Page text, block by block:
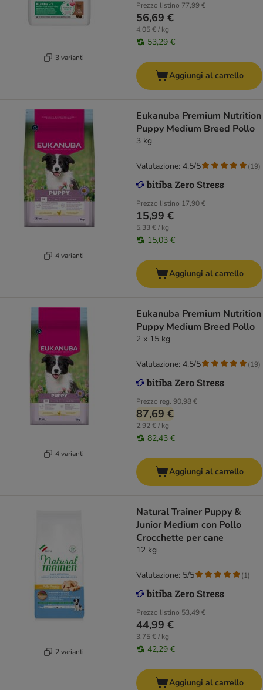
3 varianti
Prezzo listino 77,99 €
56,69 €
4,05 € / kg
53,29 €
Aggiungi al carrello
4 varianti
Eukanuba Premium Nutrition
Puppy Medium Breed Pollo
3 kg
Prezzo listino 17,90 €
15,99 €
5,33 € / kg
15,03 €
Valutazione: 4.5/5 (19)
Aggiungi al carrello
4 varianti
Eukanuba Premium Nutrition
Puppy Medium Breed Pollo
2 x 15 kg
Prezzo reg. 90,98 €
87,69 €
2,92 € / kg
82,43 €
Valutazione: 4.5/5 (19)
Aggiungi al carrello
2 varianti
Natural Trainer Puppy &
Junior Medium con Pollo
Crocchette per cane
12 kg
Prezzo listino 53,49 €
44,99 €
3,75 € / kg
42,29 €
Valutazione: 5/5 (1)
Aggiungi al carrello